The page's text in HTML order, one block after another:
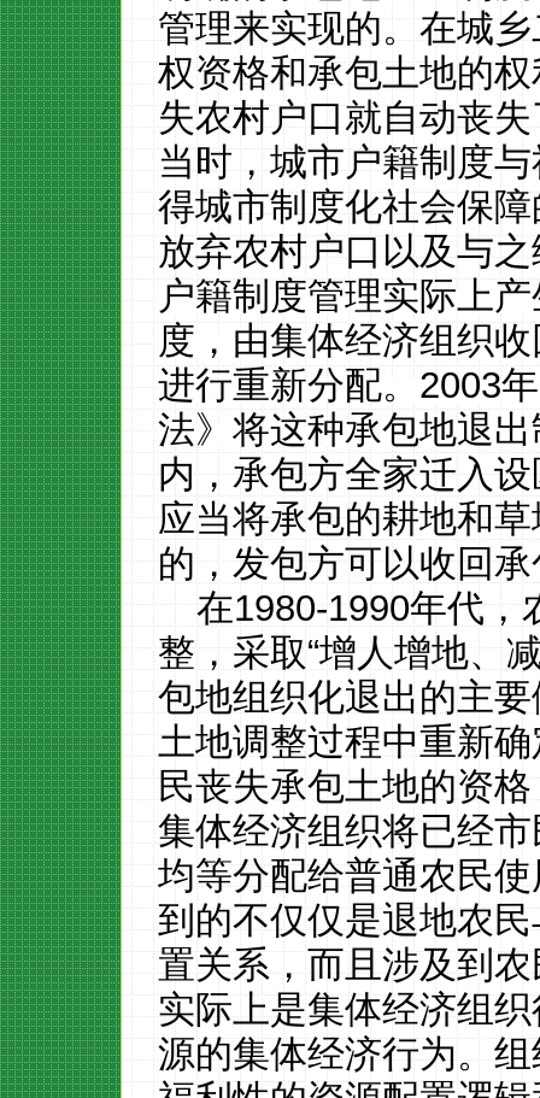
管理来实现的。在城
权资格和承包土地的
失农村户口就自动丧
当时，城市户籍制度
得城市制度化社会保
放弃农村户口以及与
户籍制度管理实际上
度，由集体经济组织
进行重新分配。2003
法》将这种承包地退
内，承包方全家迁入
应当将承包的耕地和
的，发包方可以收回
在1980-1990年代，
整，采取“增人增地、
包地组织化退出的主
土地调整过程中重新
民丧失承包土地的资
集体经济组织将已经
均等分配给普通农民
到的不仅仅是退地农
置关系，而且涉及到
实际上是集体经济组
源的集体经济行为。